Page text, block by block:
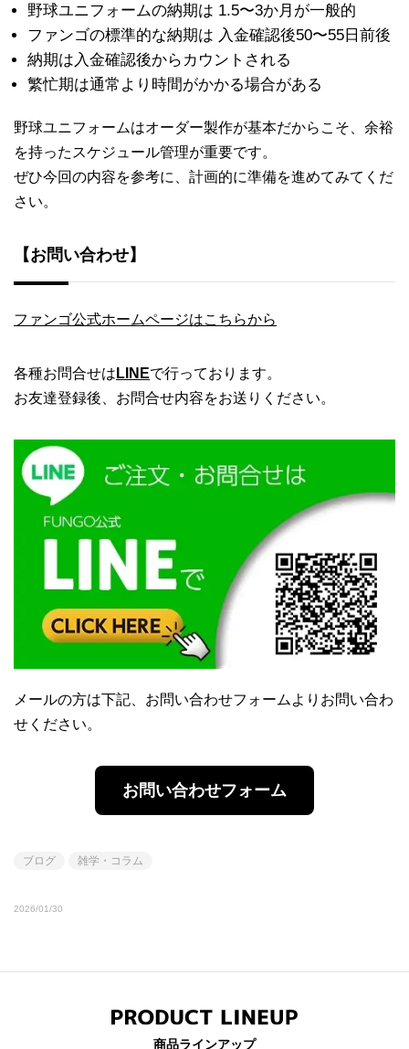
野球ユニフォームの納期は 1.5〜3か月が一般的
ファンゴの標準的な納期は 入金確認後50〜55日前後
納期は入金確認後からカウントされる
繁忙期は通常より時間がかかる場合がある
野球ユニフォームはオーダー製作が基本だからこそ、余裕
を持ったスケジュール管理が重要です。
ぜひ今回の内容を参考に、計画的に準備を進めてみてくだ
さい。
【お問い合わせ】
ファンゴ公式ホームページはこちらから
各種お問合せは LINEで行っております。
お友達登録後、お問合せ内容をお送りください。
メールの方は下記、お問い合わせフォームよりお問い合わ
せください。
お問い合わせフォーム
ブログ 雑学・コラム
2026/01/30
商品ラインアップ